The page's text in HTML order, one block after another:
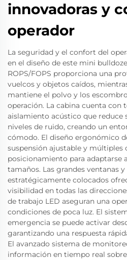
innovadoras y
operador
La seguridad y el confort del
en el diseño de este mini
ROPS/FOPS proporciona una
vuelcos y objetos caídos,
mantiene el polvo y los
operación. La cabina cuenta con
aislamiento acústico que
niveles de ruido, creando un
cómodo. El diseño ergonómico
suspensión ajustable y múltiples
posicionamiento para adaptarse
tamaños. Las grandes ventanas y
estratégicamente colocados
visibilidad en todas las
de trabajo LED aseguran una
condiciones de poca luz. El
emergencia se puede activar
garantizando una respuesta
El avanzado sistema de
información en tiempo real